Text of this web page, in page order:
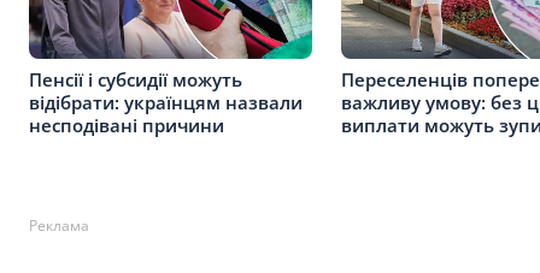
Пенсії і субсидії можуть
відібрати: українцям назвали
несподівані причини
Переселенців
важливу умову: без
виплати можуть
Реклама